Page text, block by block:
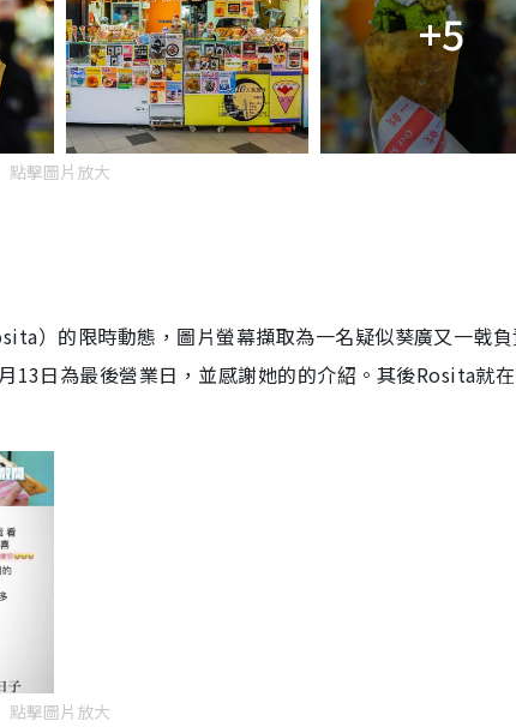
+5
點擊圖片放大
）的限時動態，圖片螢幕擷取為一名疑似葵廣又一戟
13日為最後營業日，並感謝她的的介紹。其後Rosita就
點擊圖片放大